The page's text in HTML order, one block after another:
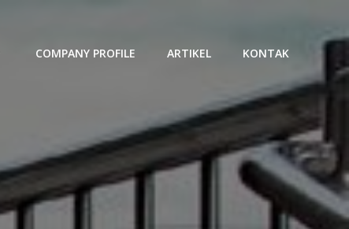
COMPANY PROFILE ARTIKEL KONTAK